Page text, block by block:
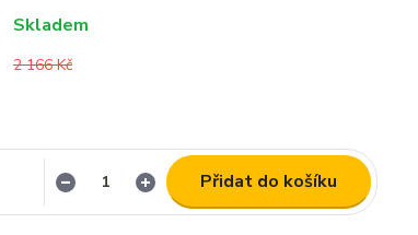
Skladem
2 166 Kč
Přidat do košíku